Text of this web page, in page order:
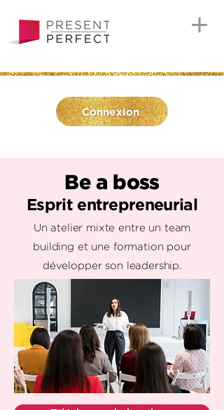
Connexion
Be a boss
Esprit entrepreneurial
Un atelier mixte entre un team
building et une formation pour
développer son leadership.